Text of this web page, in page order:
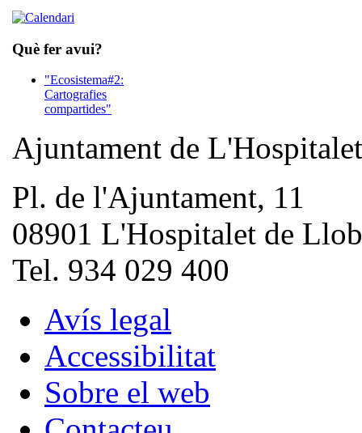
Què fer avui?
"Ecosistema#2:
Cartografies
compartides"
Ajuntament de L'Hospitalet
Pl. de l'Ajuntament, 11
08901 L'Hospitalet de
Tel. 934 029 400
Avís legal
Accessibilitat
Sobre el web